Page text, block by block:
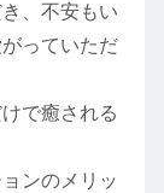
、不安もい
っていただ
で癒される
ンのメリッ